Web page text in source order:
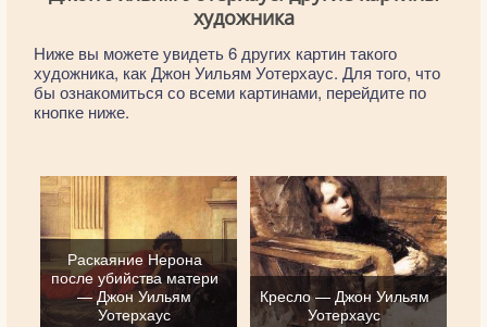
художника
Ниже вы можете увидеть 6 других картин такого
художника, как Джон Уильям Уотерхаус. Для того, что
бы ознакомиться со всеми картинами, перейдите по
кнопке ниже.
Раскаяние Нерона
после убийства матери
— Джон Уильям
Уотерхаус
Кресло — Джон Уильям
Уотерхаус